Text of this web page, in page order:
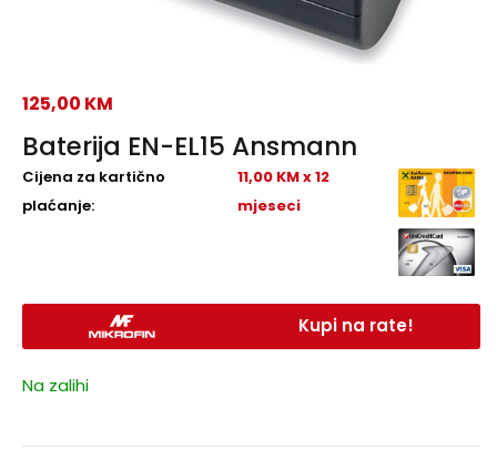
Baterija EN-EL15 Ansmann
125,00 KM
Cijena za kartično
plaćanje:
11,00 KM x 12
mjeseci
Kupi na rate!
Na zalihi